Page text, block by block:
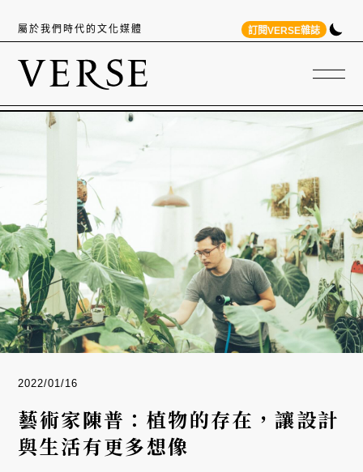
屬於我們時代的文化媒體 訂閱VERSE雜誌
2022/01/16
藝術家陳普：植物的存在，讓設計
與生活有更多想像